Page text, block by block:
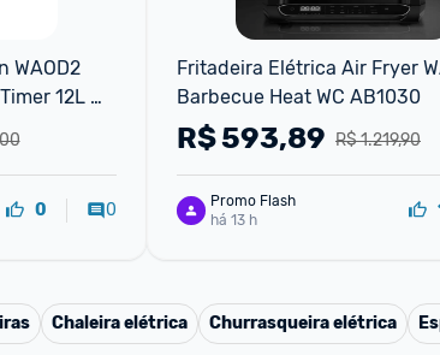
WAOD2
12L
0 0
Fritadeira Elétrica Air Fryer
Barbecue Heat WC AB1030
R$ 1.219,90
R$593,89
Promo Flash
há 13 h
Chaleira elétrica Churrasqueira elétrica